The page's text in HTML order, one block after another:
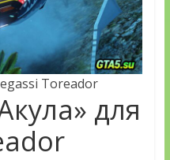
Toreador
для